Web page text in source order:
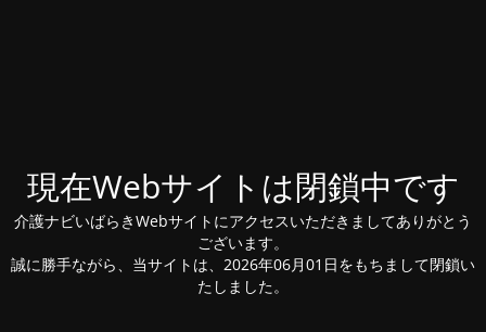
現在Webサイトは閉鎖中です
介護ナビいばらきWebサイトにアクセスいただきましてありがとう
ございます。
誠に勝手ながら、当サイトは、2026年06月01日をもちまして閉鎖い
たしました。